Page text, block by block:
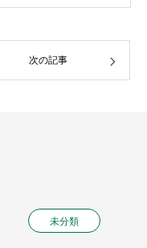
次の記事
未分類